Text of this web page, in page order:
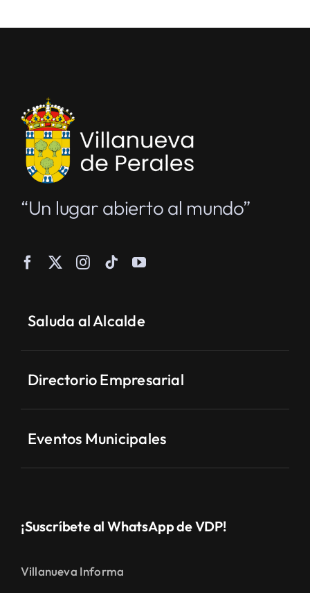
“Un lugar abierto al mundo”
Saluda al Alcalde
Directorio Empresarial
Eventos Municipales
¡Suscríbete al WhatsApp de VDP!
Villanueva Informa